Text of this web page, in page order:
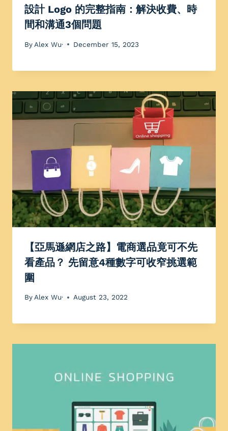
設計 Logo 的完整指南：解決收費、時
間和溝通3個問題
By Alex Wu· December 15, 2023
【亞馬遜網店之路】電商選品竟可不先
看產品？ 先留意4種數字可收窄挑選範
圍
By Alex Wu· August 23, 2022